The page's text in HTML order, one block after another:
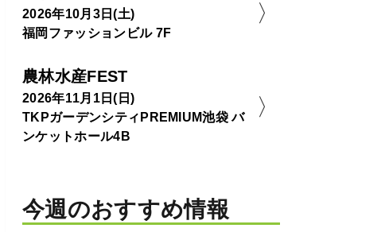
2026年10月3日(土)
福岡ファッションビル 7F
農林水産FEST
2026年11月1日(日)
TKPガーデンシティPREMIUM池袋 バ
ンケットホール4B
今週のおすすめ情報